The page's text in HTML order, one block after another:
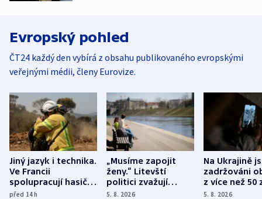
Evropský pohled
ČT24 každý den vybírá z obsahu publikovaného evropskými
veřejnými médii, členy Eurovize.
Jiný jazyk i technika.
Ve Francii
spolupracují hasiči z
různých zemí
před 14h
„Musíme zapojit
ženy.“ Litevští
politici zvažují
dohodu o
5. 8. 2026
Na Ukrajině
zadržováni
z více než 50
Bojovali na
5. 8. 2026